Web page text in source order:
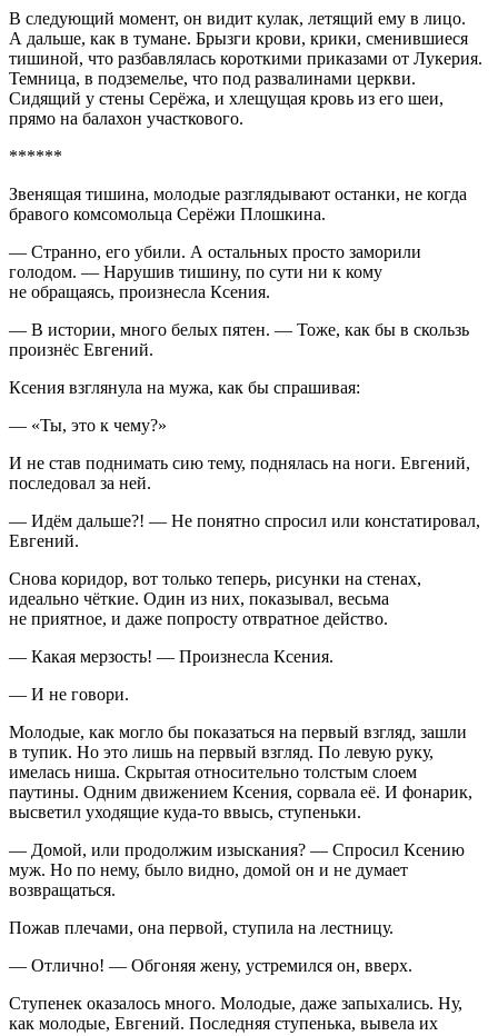
В следующий момент, он видит кулак, летящий ему в лицо.
А дальше, как в тумане. Брызги крови, крики, сменившиеся
тишиной, что разбавлялась короткими приказами от Лукерия.
Темница, в подземелье, что под развалинами церкви.
Сидящий у стены Серёжа, и хлещущая кровь из его шеи,
прямо на балахон участкового.
******
Звенящая тишина, молодые разглядывают останки, не когда
бравого комсомольца Серёжи Плошкина.
— Странно, его убили. А остальных просто заморили
голодом. — Нарушив тишину, по сути ни к кому
не обращаясь, произнесла Ксения.
— В истории, много белых пятен. — Тоже, как бы в скользь
произнёс Евгений.
Ксения взглянула на мужа, как бы спрашивая:
— «Ты, это к чему?»
И не став поднимать сию тему, поднялась на ноги. Евгений,
последовал за ней.
— Идём дальше?! — Не понятно спросил или констатировал,
Евгений.
Снова коридор, вот только теперь, рисунки на стенах,
идеально чёткие. Один из них, показывал, весьма
не приятное, и даже попросту отвратное действо.
— Какая мерзость! — Произнесла Ксения.
— И не говори.
Молодые, как могло бы показаться на первый взгляд, зашли
в тупик. Но это лишь на первый взгляд. По левую руку,
имелась ниша. Скрытая относительно толстым слоем
паутины. Одним движением Ксения, сорвала её. И фонарик,
высветил уходящие куда-то ввысь, ступеньки.
— Домой, или продолжим изыскания? — Спросил Ксению
муж. Но по нему, было видно, домой он и не думает
возвращаться.
Пожав плечами, она первой, ступила на лестницу.
— Отлично! — Обгоняя жену, устремился он, вверх.
Ступенек оказалось много. Молодые, даже запыхались. Ну,
как молодые, Евгений. Последняя ступенька, вывела их